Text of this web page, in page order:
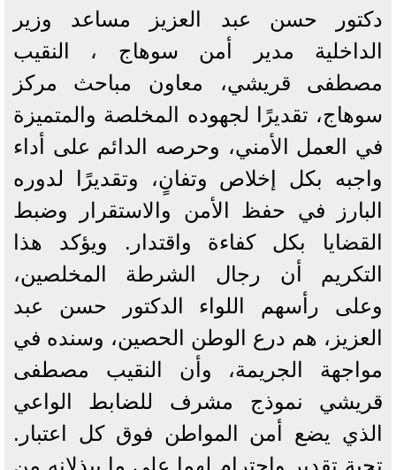
دكتور حسن عبد العزيز مساعد وزير
الداخلية مدير أمن سوهاج ، النقيب
مصطفى قريشي، معاون مباحث مركز
سوهاج، تقديرًا لجهوده المخلصة والمتميزة
في العمل الأمني، وحرصه الدائم على أداء
واجبه بكل إخلاص وتفانٍ، وتقديرًا لدوره
البارز في حفظ الأمن والاستقرار وضبط
القضايا بكل كفاءة واقتدار. ويؤكد هذا
التكريم أن رجال الشرطة المخلصين،
وعلى رأسهم اللواء الدكتور حسن عبد
العزيز، هم درع الوطن الحصين، وسنده في
مواجهة الجريمة، وأن النقيب مصطفى
قريشي نموذج مشرف للضابط الواعي
الذي يضع أمن المواطن فوق كل اعتبار.
تحية تقدير واحترام لهما على ما يبذلانه من